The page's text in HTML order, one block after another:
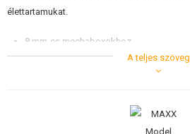
REKLÁM TÁRGYAK
SÉRÜLT, HASZNÁLT ÁRUK
élettartamukat.
8 mm-es mechaboxokhoz
A csomag 2 db-ot tartalmazA teljes szöveg